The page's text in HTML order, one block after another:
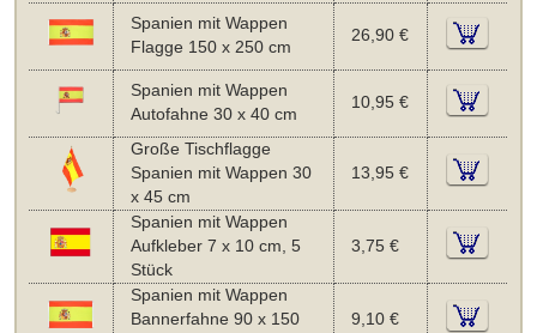
Spanien mit Wappen
Flagge 150 x 250 cm
26,90 €
Spanien mit Wappen
Autofahne 30 x 40 cm
10,95 €
Große Tischflagge
Spanien mit Wappen 30
x 45 cm
13,95 €
Spanien mit Wappen
Aufkleber 7 x 10 cm, 5
Stück
3,75 €
Spanien mit Wappen
Bannerfahne 90 x 150
9,10 €